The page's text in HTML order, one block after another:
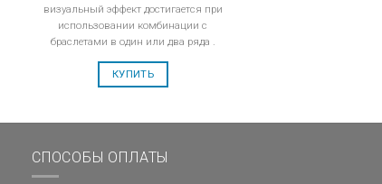
визуальный эффект достигается при
использовании комбинации с
браслетами в один или два ряда .
КУПИТЬ
СПОСОБЫ ОПЛАТЫ